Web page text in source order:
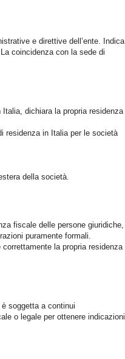
e direttive dell’ente. Indica
coincidenza con la sede di
dichiara la propria residenza
residenza in Italia per le società
della società.
fiscale delle persone giuridiche,
puramente formali.
la propria residenza
soggetta a continui
o legale per ottenere indicazioni